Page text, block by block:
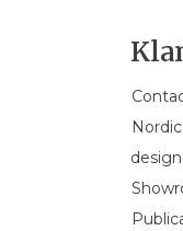
design